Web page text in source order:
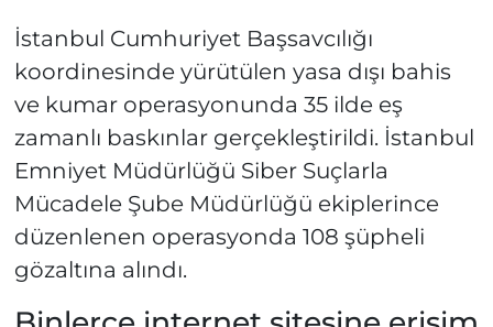
İstanbul Cumhuriyet Başsavcılığı
koordinesinde yürütülen yasa dışı bahis
ve kumar operasyonunda 35 ilde eş
zamanlı baskınlar gerçekleştirildi. İstanbul
Emniyet Müdürlüğü Siber Suçlarla
Mücadele Şube Müdürlüğü ekiplerince
düzenlenen operasyonda 108 şüpheli
gözaltına alındı.